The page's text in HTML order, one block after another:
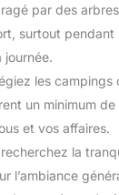
par des
surtout pendant
journée.
les campings
un minimum de
et vos affaires.
la
l’ambiance